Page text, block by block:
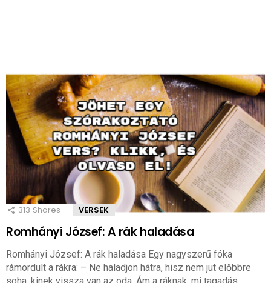
313 Shares VERSEK
Romhányi József: A rák haladása
Romhányi József: A rák haladása Egy nagyszerű fóka
rámordult a rákra: – Ne haladjon hátra, hisz nem jut előbbre
soha, kinek vissza van az oda. Ám a ráknak, mi tagadás,